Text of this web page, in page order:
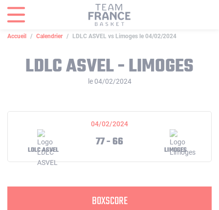
Accueil Calendrier LDLC ASVEL vs Limoges le 04/02/2024
LDLC ASVEL - LIMOGES
le 04/02/2024
04/02/2024
LDLC ASVEL
77 - 66
LIMOGES
BOXSCORE
Panneau de gestion des cookies